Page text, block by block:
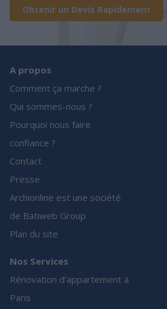
Obtenir un Devis Rapidement
A propos
Comment ça marche ?
Qui sommes-nous ?
Pourquoi nous faire
confiance ?
Contact
Presse
Archionline est une société
de Batiweb Group
Plan du site
Nos Services
Rénovation d’appartement à
Paris